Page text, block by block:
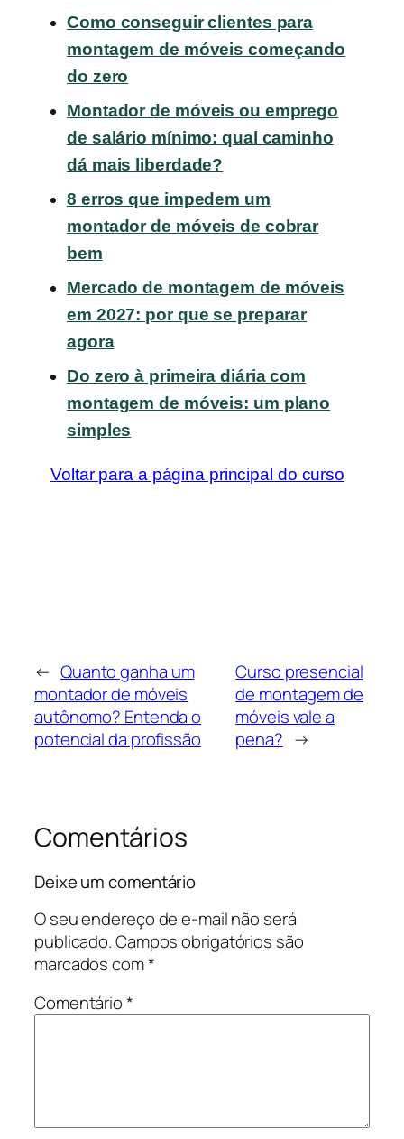
Como conseguir clientes para
montagem de móveis começando
do zero
Montador de móveis ou emprego
de salário mínimo: qual caminho
dá mais liberdade?
8 erros que impedem um
montador de móveis de cobrar
bem
Mercado de montagem de móveis
em 2027: por que se preparar
agora
Do zero à primeira diária com
montagem de móveis: um plano
simples
Voltar para a página principal do curso
← Quanto ganha um
montador de móveis
autônomo? Entenda o
potencial da profissão
Curso presencial
de montagem de
móveis vale a
pena? →
Comentários
Deixe um comentário
O seu endereço de e-mail não será
publicado.Campos obrigatórios são
marcados com*
Comentário*